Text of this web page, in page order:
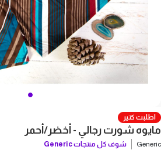
اطلبت كتير
مايوه شورت رجالي - أخضر/أحمر
Generic شوف كل منتجاتGeneric